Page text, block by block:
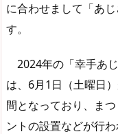
に合わせまして「あ
す。
2024年の「幸手あ
は、6月1日（土曜日
間となっており、ま
ントの設置などが行